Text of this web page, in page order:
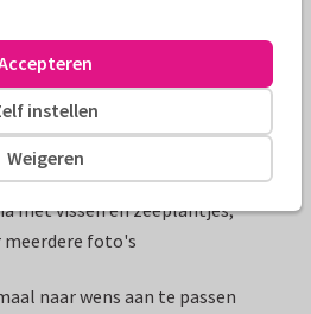
eerste heilige Communie! De
met vissen en zeeplantjes,
foto's
naar wens aan te passen
Weigeren
instellen